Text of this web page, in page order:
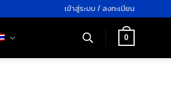
เข้าสู่ระบบ / ลงทะเบียน
0